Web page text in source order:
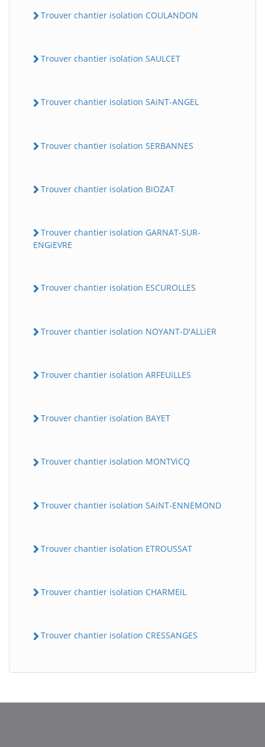
Trouver chantier isolation COULANDON
Trouver chantier isolation SAULCET
Trouver chantier isolation SAiNT-ANGEL
Trouver chantier isolation SERBANNES
Trouver chantier isolation BiOZAT
Trouver chantier isolation GARNAT-SUR-
ENGiEVRE
Trouver chantier isolation ESCUROLLES
Trouver chantier isolation NOYANT-D'ALLiER
Trouver chantier isolation ARFEUiLLES
Trouver chantier isolation BAYET
Trouver chantier isolation MONTViCQ
Trouver chantier isolation SAiNT-ENNEMOND
Trouver chantier isolation ETROUSSAT
Trouver chantier isolation CHARMEiL
Trouver chantier isolation CRESSANGES
Assistant en ligne
B